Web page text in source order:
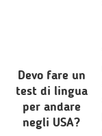
Devo fare un
test di lingua
per andare
negli USA?